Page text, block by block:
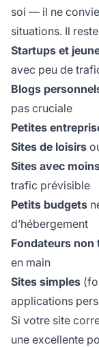
soi — il ne
situations. Il
Startups et
avec peu de
Blogs
pas cruciale
Petites
Sites de loisirs
Sites avec
trafic prévisible
Petits budgets
d’hébergement
Fondateurs non
en main
Sites simples
applications
Si votre site
une excellente